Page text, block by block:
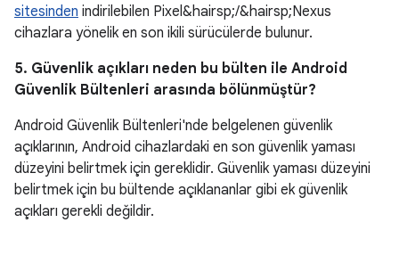
sitesinden indirilebilen Pixel&hairsp;/&hairsp;Nexus
cihazlara yönelik en son ikili sürücülerde bulunur.
5. Güvenlik açıkları neden bu bülten ile Android
Güvenlik Bültenleri arasında bölünmüştür?
Android Güvenlik Bültenleri'nde belgelenen güvenlik
açıklarının, Android cihazlardaki en son güvenlik yaması
düzeyini belirtmek için gereklidir. Güvenlik yaması düzeyini
belirtmek için bu bültende açıklananlar gibi ek güvenlik
açıkları gerekli değildir.